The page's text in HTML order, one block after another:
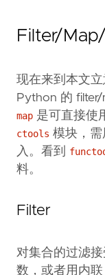
Filter/
现在来到本文
Python 的
map 是可直接使
ctools 模块，需
入。看到
料。
Filter
对集合的过滤
数，或者用内